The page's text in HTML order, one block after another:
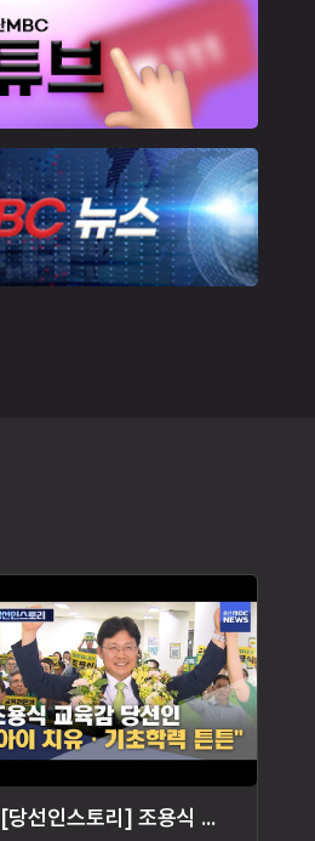
[당선인스토리] 조용식 교육감 당선인‥"아이 치유"